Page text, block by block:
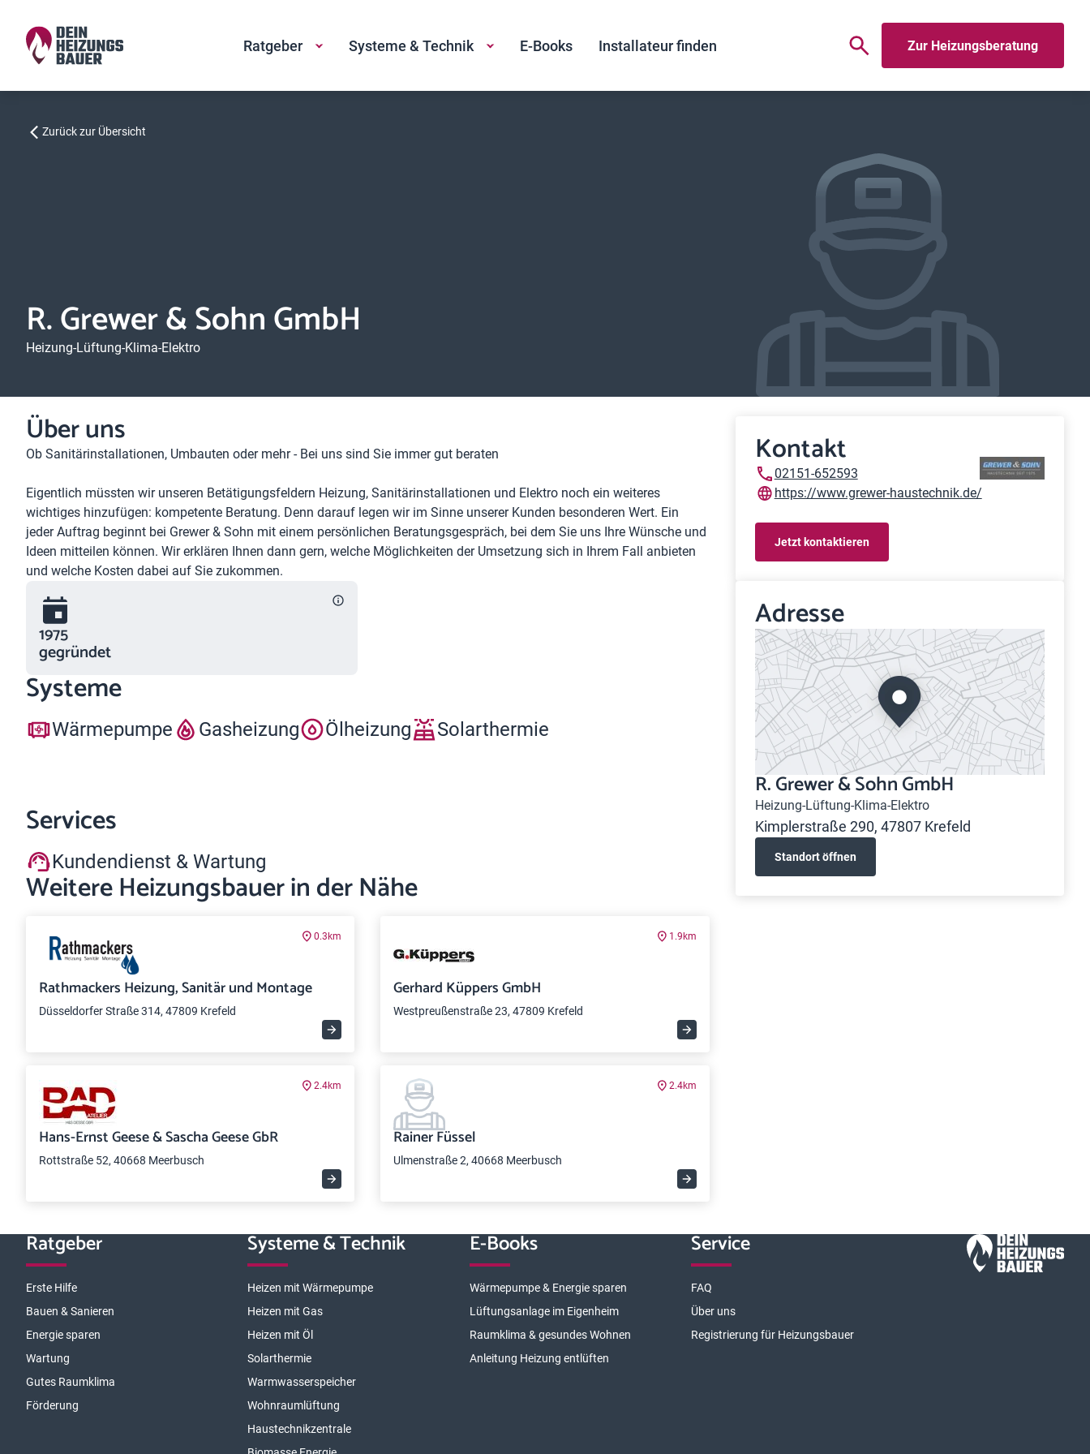
Ratgeber Systeme & Technik E-Books Installateur finden Zur Heizungsberatung
Zurück zur Übersicht
R. Grewer & Sohn GmbH
Heizung-Lüftung-Klima-Elektro
Über uns
Ob Sanitärinstallationen, Umbauten oder mehr - Bei uns sind Sie immer gut beraten
Eigentlich müssten wir unseren Betätigungsfeldern Heizung, Sanitärinstallationen und Elektro noch ein weiteres
wichtiges hinzufügen: kompetente Beratung. Denn darauf legen wir im Sinne unserer Kunden besonderen Wert. Ein
jeder Auftrag beginnt bei Grewer & Sohn mit einem persönlichen Beratungsgespräch, bei dem Sie uns Ihre Wünsche und
Ideen mitteilen können. Wir erklären Ihnen dann gern, welche Möglichkeiten der Umsetzung sich in Ihrem Fall anbieten
und welche Kosten dabei auf Sie zukommen.
1975
gegründet
Systeme
Wärmepumpe Gasheizung Ölheizung Solarthermie
Services
Kundendienst & Wartung
Weitere Heizungsbauer in der Nähe
0.3km
Rathmackers Heizung, Sanitär und Montage
Düsseldorfer Straße 314, 47809 Krefeld
1.9km
Gerhard Küppers GmbH
Westpreußenstraße 23, 47809 Krefeld
2.4km
Hans-Ernst Geese & Sascha Geese GbR
Rottstraße 52, 40668 Meerbusch
2.4km
Rainer Füssel
Ulmenstraße 2, 40668 Meerbusch
Kontakt
02151-652593
https://www.grewer-haustechnik.de/
Jetzt kontaktieren
Adresse
R. Grewer & Sohn GmbH
Heizung-Lüftung-Klima-Elektro
Kimplerstraße 290, 47807 Krefeld
Standort öffnen
Ratgeber
Erste Hilfe
Bauen & Sanieren
Energie sparen
Wartung
Gutes Raumklima
Förderung
Systeme & Technik
Heizen mit Wärmepumpe
Heizen mit Gas
Heizen mit Öl
Solarthermie
Warmwasserspeicher
Wohnraumlüftung
Haustechnikzentrale
E-Books
Wärmepumpe & Energie sparen
Lüftungsanlage im Eigenheim
Raumklima & gesundes Wohnen
Anleitung Heizung entlüften
Service
FAQ
Über uns
Registrierung für Heizungsbauer